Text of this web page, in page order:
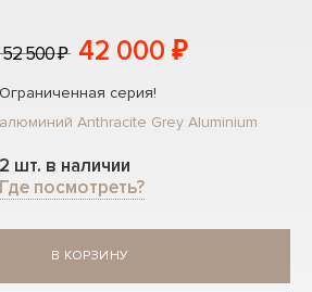
52 500 ₽ 42 000 ₽
Ограниченная серия!
алюминий Anthracite Grey Aluminium
2 шт. в наличии
Где посмотреть?
В КОРЗИНУ